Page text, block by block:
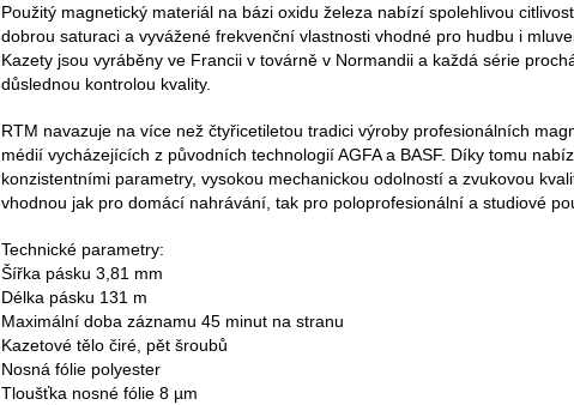
Použitý magnetický materiál na bázi oxidu železa nabízí spolehlivou citlivost
dobrou saturaci a vyvážené frekvenční vlastnosti vhodné pro hudbu i
Kazety jsou vyráběny ve Francii v továrně v Normandii a každá série
důslednou kontrolou kvality.
RTM navazuje na více než čtyřicetiletou tradici výroby profesionálních
médií vycházejících z původních technologií AGFA a BASF. Díky tomu
konzistentními parametry, vysokou mechanickou odolností a zvukovou
vhodnou jak pro domácí nahrávání, tak pro poloprofesionální a studiové
Technické parametry:
Šířka pásku 3,81 mm
Délka pásku 131 m
Maximální doba záznamu 45 minut na stranu
Kazetové tělo čiré, pět šroubů
Nosná fólie polyester
Tloušťka nosné fólie 8 µm